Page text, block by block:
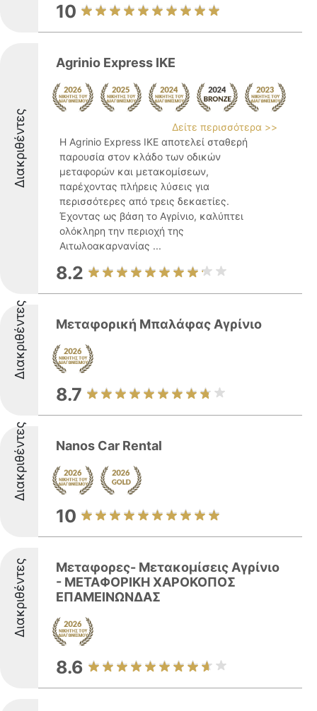
10
Διακριθέντες
Agrinio Express ΙΚΕ
Δείτε περισσότερα >>
Η Agrinio Express ΙΚΕ αποτελεί σταθερή
παρουσία στον κλάδο των οδικών
μεταφορών και μετακομίσεων,
παρέχοντας πλήρεις λύσεις για
περισσότερες από τρεις δεκαετίες.
Έχοντας ως βάση το Αγρίνιο, καλύπτει
ολόκληρη την περιοχή της
Αιτωλοακαρνανίας ...
8.2
Διακριθέντες Μεταφορική Μπαλάφας Αγρίνιo
8.7
Διακριθέντες Nanos Car Rental
10
Διακριθέντες
Μεταφορες- Μετακομίσεις Αγρίνιο
- ΜΕΤΑΦΟΡΙΚΗ ΧΑΡΟΚΟΠΟΣ
ΕΠΑΜΕΙΝΩΝΔΑΣ
8.6